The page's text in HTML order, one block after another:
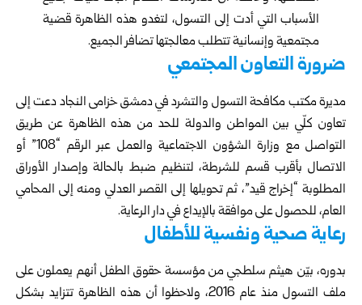
الأسباب التي أدت إلى التسول، لتغدو هذه الظاهرة قضية
مجتمعية وإنسانية تتطلب معالجتها تضافر الجميع.
ضرورة التعاون المجتمعي
مديرة مكتب مكافحة التسول والتشرد في دمشق خزامى النجاد دعت إلى
تعاون كلّي بين المواطن والدولة للحد من هذه الظاهرة عن طريق
التواصل مع وزارة الشؤون الاجتماعية والعمل عبر الرقم “108” أو
الاتصال بأقرب قسم للشرطة، لتنظيم ضبط بالحالة وإصدار الأوراق
المطلوبة “إخراج قيد”، ثم تحويلها إلى القصر العدلي ومنه إلى المحامي
العام، للحصول على موافقة بالإيداع في دار الرعاية.
رعاية صحية ونفسية للأطفال
بدوره، بيّن هيثم سلطجي من مؤسسة حقوق الطفل أنهم يعملون على
ملف التسول منذ عام 2016، ولاحظوا أن هذه الظاهرة تتزايد بشكل